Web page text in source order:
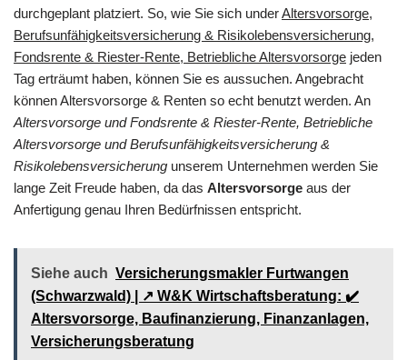
durchgeplant platziert. So, wie Sie sich underAltersvorsorge,
Berufsunfähigkeitsversicherung & Risikolebensversicherung,
Fondsrente & Riester-Rente, Betriebliche Altersvorsorge jeden
Tag erträumt haben, können Sie es aussuchen. Angebracht
können Altersvorsorge & Renten so echt benutzt werden. An
Altersvorsorge und Fondsrente & Riester-Rente, Betriebliche
Altersvorsorge und Berufsunfähigkeitsversicherung &
Risikolebensversicherung unserem Unternehmen werden Sie
lange Zeit Freude haben, da das Altersvorsorge aus der
Anfertigung genau Ihren Bedürfnissen entspricht.
Siehe auch Versicherungsmakler Furtwangen
(Schwarzwald) | ↗️ W&K Wirtschaftsberatung: ✔️
Altersvorsorge, Baufinanzierung, Finanzanlagen,
Versicherungsberatung